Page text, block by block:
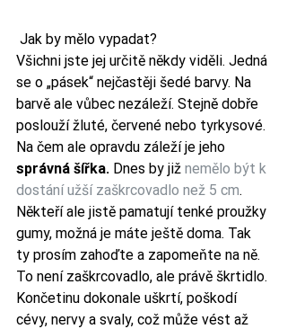
Jak by mělo vypadat?
Všichni jste jej určitě někdy viděli. Jedná
se o „pásek“ nejčastěji šedé barvy. Na
barvě ale vůbec nezáleží. Stejně dobře
poslouží žluté, červené nebo tyrkysové.
Na čem ale opravdu záleží je jeho
správná šířka. Dnes by již nemělo být k
dostání užší zaškrcovadlo než 5 cm.
Někteří ale jistě pamatují tenké proužky
gumy, možná je máte ještě doma. Tak
ty prosím zahoďte a zapomeňte na ně.
To není zaškrcovadlo, ale právě škrtidlo.
Končetinu dokonale uškrtí, poškodí
cévy, nervy a svaly, což může vést až